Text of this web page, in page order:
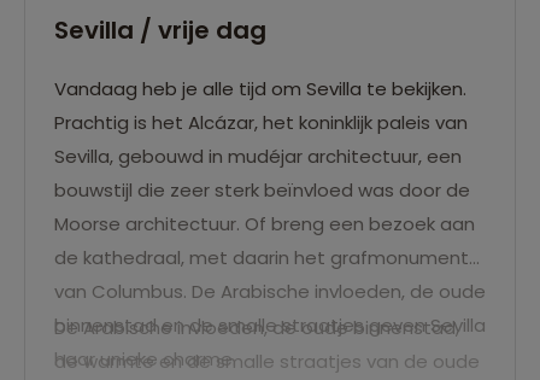
Sevilla / vrije dag
Vandaag heb je alle tijd om Sevilla te bekijken.
Prachtig is het Alcázar, het koninklijk paleis van
Sevilla, gebouwd in mudéjar architectuur, een
bouwstijl die zeer sterk beïnvloed was door de
Moorse architectuur. Of breng een bezoek aan
de kathedraal, met daarin het grafmonument
van Columbus. De Arabische invloeden, de oude
binnenstad en de smalle straatjes geven Sevilla
haar unieke charme.
De Arabische invloeden, de oude binnenstad,
de warmte en de smalle straatjes van de oude